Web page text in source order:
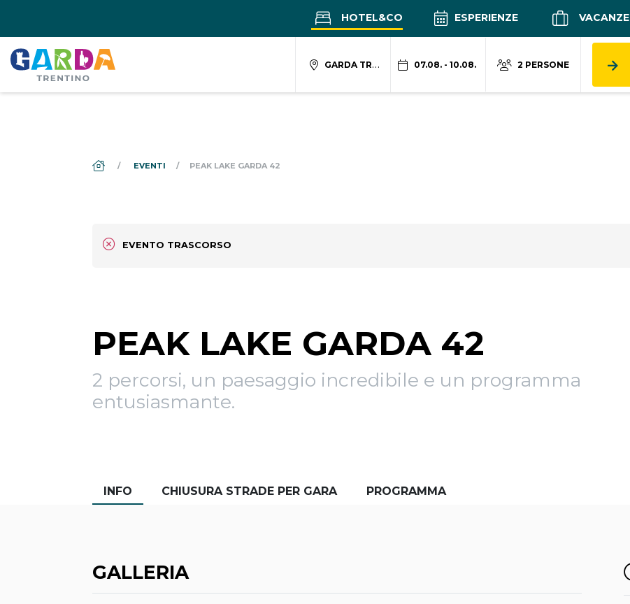
HOTEL&CO ESPERIENZE VACANZE
GARDA TRENTINO 07.08. - 10.08. 2 PERSONE
DS_BREADCRUMB.HOME
EVENTI PEAK LAKE GARDA 42
EVENTO TRASCORSO
PEAK LAKE GARDA 42
2 percorsi, un paesaggio incredibile e un programma
entusiasmante.
INFO CHIUSURA STRADE PER GARA PROGRAMMA
GALLERIA